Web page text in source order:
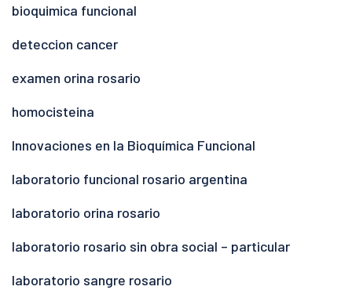
bioquimica funcional
deteccion cancer
examen orina rosario
homocisteina
Innovaciones en la Bioquímica Funcional
laboratorio funcional rosario argentina
laboratorio orina rosario
laboratorio rosario sin obra social – particular
laboratorio sangre rosario